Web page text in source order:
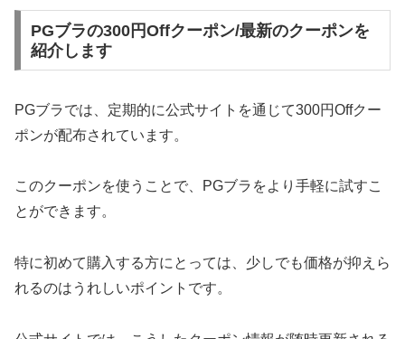
PGブラの300円Offクーポン/最新のクーポンを
紹介します
PGブラでは、定期的に公式サイトを通じて300円Offクー
ポンが配布されています。
このクーポンを使うことで、PGブラをより手軽に試すこ
とができます。
特に初めて購入する方にとっては、少しでも価格が抑えら
れるのはうれしいポイントです。